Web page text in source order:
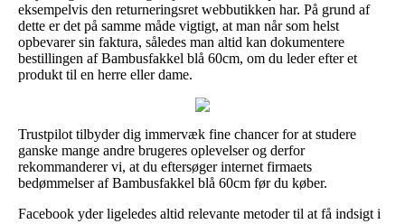
eksempelvis den returneringsret webbutikken har. På grund af
dette er det på samme måde vigtigt, at man når som helst
opbevarer sin faktura, således man altid kan dokumentere
bestillingen af Bambusfakkel blå 60cm, om du leder efter et
produkt til en herre eller dame.
Trustpilot tilbyder dig immervæk fine chancer for at studere
ganske mange andre brugeres oplevelser og derfor
rekommanderer vi, at du eftersøger internet firmaets
bedømmelser af Bambusfakkel blå 60cm før du køber.
Facebook yder ligeledes altid relevante metoder til at få indsigt i